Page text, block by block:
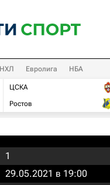
НХЛ Евролига НБА
ЦСКА
Ростов
1
29.05.2021 в 19:00